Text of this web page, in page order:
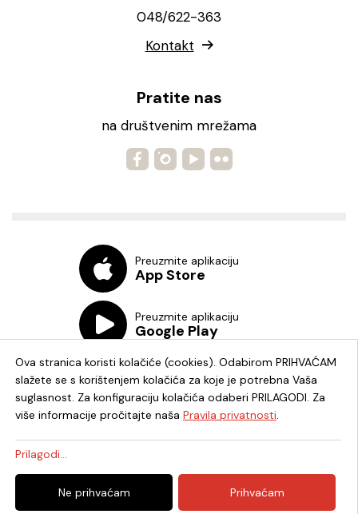
048/622-363
Kontakt
Pratite nas
na društvenim mrežama
Preuzmite aplikaciju
App Store
Preuzmite aplikaciju
Google Play
© 2026. - Knjižnica i čitaonica Fran Galović Koprivnica - OIB:
82278819336 -Uredništvo Pravila privatnosti
Ova stranica koristi kolačiće (cookies). Odabirom PRIHVAĆAM
slažete se s korištenjem kolačića za koje je potrebna Vaša
suglasnost. Za konfiguraciju kolačića odaberi PRILAGODI. Za
više informacije pročitajte naša Pravila privatnosti.
Prilagodi...
Ne prihvaćam Prihvaćam